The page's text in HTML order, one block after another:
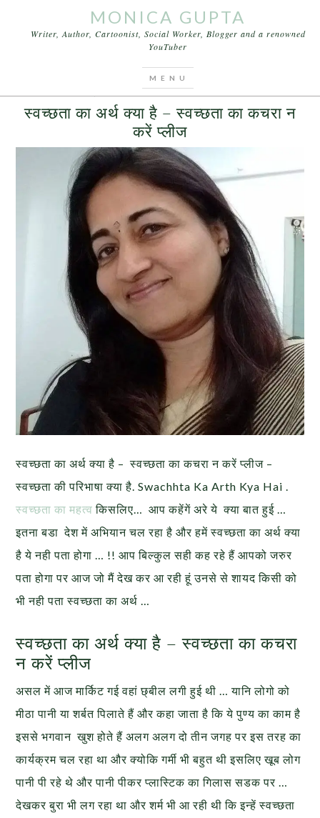
MONICA GUPTA
Writer, Author, Cartoonist, Social Worker, Blogger and a renowned
YouTuber
स्वच्छता का अर्थ क्या है – स्वच्छता का कचरा न
करें प्लीज
स्वच्छता का अर्थ क्या है – स्वच्छता का कचरा न करें प्लीज –
स्वच्छता की परिभाषा क्या है. Swachhta Ka Arth Kya Hai .
स्वच्छता का महत्व किसलिए… आप कहेंगें अरे ये क्या बात हुई …
इतना बडा देश में अभियान चल रहा है और हमें स्वच्छता का अर्थ क्या
है ये नही पता होगा … !! आप बिल्कुल सही कह रहे हैं आपको जरुर
पता होगा पर आज जो मैं देख कर आ रही हूं उनसे से शायद किसी को
भी नही पता स्वच्छता का अर्थ …
स्वच्छता का अर्थ क्या है – स्वच्छता का कचरा
न करें प्लीज
असल में आज मार्किट गई वहां छ्बील लगी हुई थी … यानि लोगो को
मीठा पानी या शर्बत पिलाते हैं और कहा जाता है कि ये पुण्य का काम है
इससे भगवान खुश होते हैं अलग अलग दो तीन जगह पर इस तरह का
कार्यक्रम चल रहा था और क्योकि गर्मी भी बहुत थी इसलिए खूब लोग
पानी पी रहे थे और पानी पीकर प्लास्टिक का गिलास सडक पर …
देखकर बुरा भी लग रहा था और शर्म भी आ रही थी कि इन्हें स्वच्छता